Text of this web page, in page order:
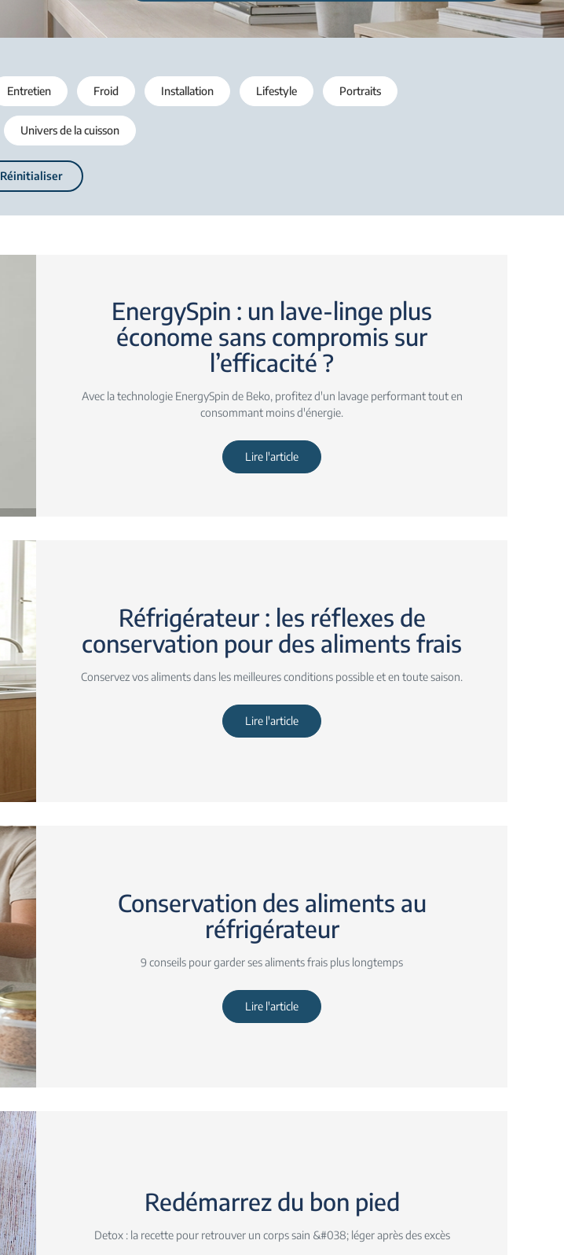
Entretien Froid Installation Lifestyle Portraits
Univers de la cuisson
Réinitialiser
EnergySpin : un lave-linge plus
économe sans compromis sur
l’efficacité ?
Avec la technologie EnergySpin de Beko, profitez d'un lavage performant tout en
consommant moins d'énergie.
Lire l'article
Réfrigérateur : les réflexes de
conservation pour des aliments frais
Conservez vos aliments dans les meilleures conditions possible et en toute saison.
Lire l'article
Conservation des aliments au
réfrigérateur
9 conseils pour garder ses aliments frais plus longtemps
Lire l'article
Redémarrez du bon pied
Detox : la recette pour retrouver un corps sain &#038; léger après des excès